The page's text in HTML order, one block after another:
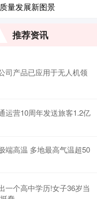
量发展新图景
推荐资讯
司产品已应用于无人机领
运营10周年发送旅客1.2亿
端高温 多地最高气温超50
一个高中学历!女子36岁当